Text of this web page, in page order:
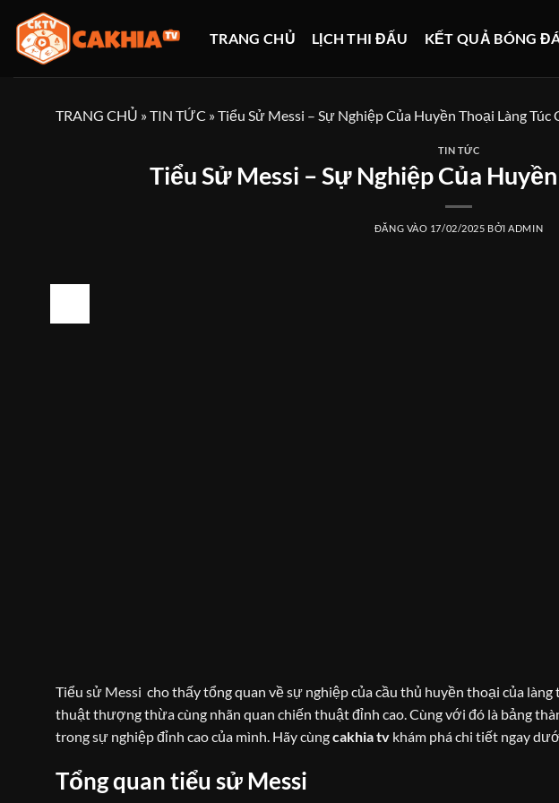
qua
nội
dung
TRANG CHỦ LỊCH THI ĐẤU KẾT QUẢ BÓNG
TRANG CHỦ »TIN TỨC »Tiểu Sử Messi – Sự Nghiệp Của Huyền Thoại Làng Túc
TIN TỨC
Tiểu Sử Messi – Sự Nghiệp Của
ĐĂNG VÀO 17/02/2025 BỞIADMIN
Tiểu sử Messi cho thấy tổng quan về sự nghiệp của cầu thủ huyền thoại của
thuật thượng thừa cùng nhãn quan chiến thuật đỉnh cao. Cùng với đó là bảng
trong sự nghiệp đỉnh cao của mình. Hãy cùngcakhia tv khám phá chi tiết ngay
Tổng quan tiểu sử Messi